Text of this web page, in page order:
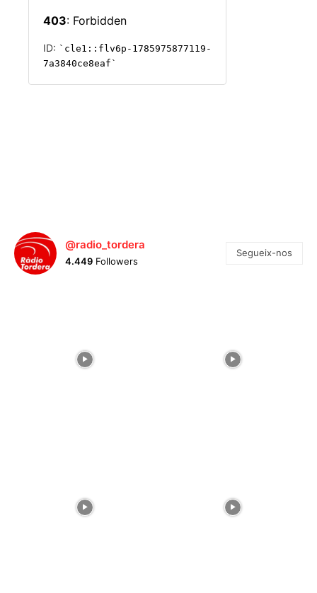
@radio_tordera
4.449 Followers
Segueix-nos